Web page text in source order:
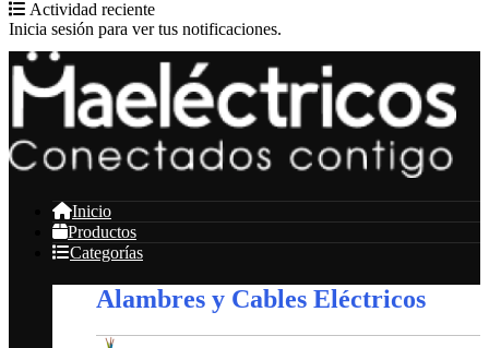
Actividad reciente
Inicia sesión para ver tus notificaciones.
Inicio
Productos
Categorías
Alambres y Cables Eléctricos